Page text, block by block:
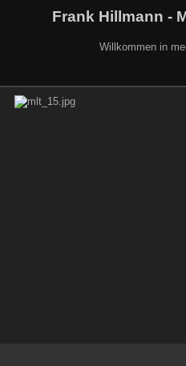
Frank Hillmann -
Willkommen in